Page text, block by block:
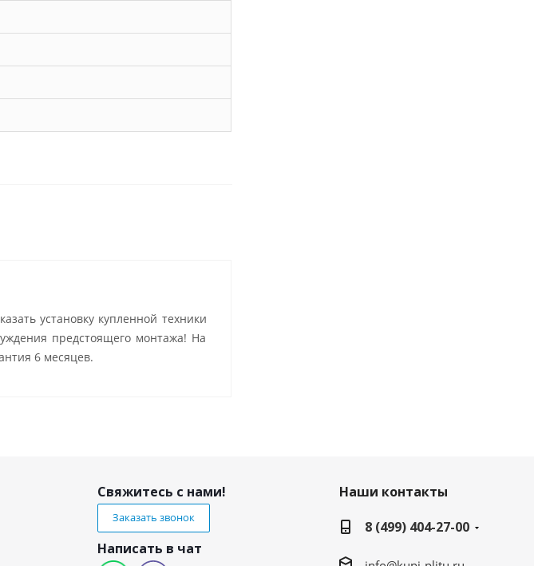
установку купленной техники
предстоящего монтажа! На
6 месяцев.
Свяжитесь с нами!
Заказать звонок
Написать в чат
Наши контакты
8 (499) 404-27-00